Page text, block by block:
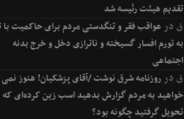
تقدیم هیئت رئیسه شد
قدرعواقب فقر و تنگدستی مردم برای حاکمیت با
به تورم افسار گسیخته و ناترازی دخل و خرج بدنه
اجتماعی
قدرروزنامه شرق نوشت /آقای پزشکیان! هنوز نمی
خواهید به مردم گزارش بدهید اسب زین کرده‌ای که
تحویل گرفتید چگونه بود؟